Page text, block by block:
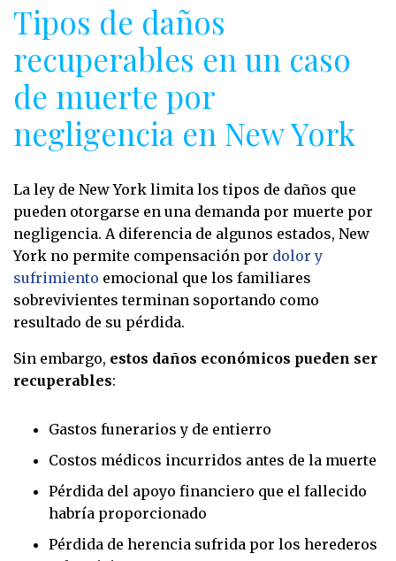
Tipos de daños
recuperables en un caso
de muerte por
negligencia en New York
La ley de New York limita los tipos de daños que
pueden otorgarse en una demanda por muerte por
negligencia. A diferencia de algunos estados, New
York no permite compensación por dolor y
sufrimiento emocional que los familiares
sobrevivientes terminan soportando como
resultado de su pérdida.
Sin embargo, estos daños económicos pueden ser
recuperables:
Gastos funerarios y de entierro
Costos médicos incurridos antes de la muerte
Pérdida del apoyo financiero que el fallecido
habría proporcionado
Pérdida de herencia sufrida por los herederos